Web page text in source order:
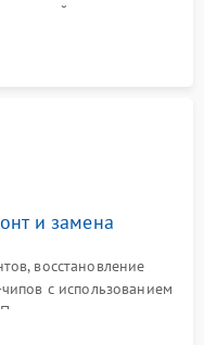
цепей питания,
и видеочипа.
и замена
восстановление
с использованием
микросхемы
портов USB